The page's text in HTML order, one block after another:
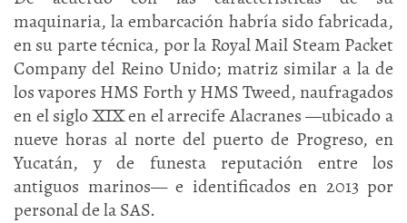
maquinaria, la embarcación habría sido fabricada,
en su parte técnica, por la Royal Mail Steam Packet
Company del Reino Unido; matriz similar a la de
los vapores HMS Forth y HMS Tweed, naufragados
en el siglo XIX en el arrecife Alacranes —ubicado a
nueve horas al norte del puerto de Progreso, en
Yucatán, y de funesta reputación entre los
antiguos marinos— e identificados en 2013 por
personal de la SAS.